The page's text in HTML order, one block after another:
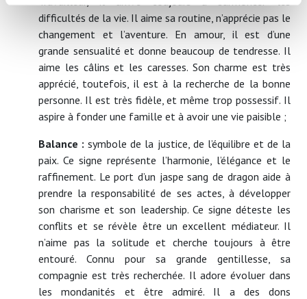
pour en relever les caractéristiques spécifiques
(empreintes digitales).
Pour en savoir plus sur le traitement de vos données
personnelles et définir vos préférences, reportez-vous à
section « Détails ». Vous pouvez modifier ou retirer
votre consentement à tout moment à partir de la
déclaration sur les cookies.
Les cookies nous permettent de personnaliser le contenu
et les annonces, d'offrir des fonctionnalités relatives aux
médias sociaux et d'analyser notre trafic. Nous
partageons également des informations sur l'utilisation de
notre site avec nos partenaires de médias sociaux, de
publicité et d'analyse, qui peuvent combiner celles-ci
avec d'autres informations que vous leur avez fournies
ou qu'ils ont collectées lors de votre utilisation de leurs
services.
difficultés de la vie. Il aime sa routine, n’apprécie pas le
changement et l’aventure. En amour, il est d’une
grande sensualité et donne beaucoup de tendresse. Il
aime les câlins et les caresses. Son charme est très
apprécié, toutefois, il est à la recherche de la bonne
personne. Il est très fidèle, et même trop possessif. Il
aspire à fonder une famille et à avoir une vie paisible ;
Balance : symbole de la justice, de l’équilibre et de la
paix. Ce signe représente l’harmonie, l’élégance et le
raffinement. Le port d’un jaspe sang de dragon aide à
prendre la responsabilité de ses actes, à développer
son charisme et son leadership. Ce signe déteste les
conflits et se révèle être un excellent médiateur. Il
n’aime pas la solitude et cherche toujours à être
entouré. Connu pour sa grande gentillesse, sa
compagnie est très recherchée. Il adore évoluer dans
les mondanités et être admiré. Il a des dons